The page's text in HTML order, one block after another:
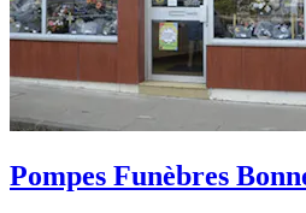
Pompes Funèbres